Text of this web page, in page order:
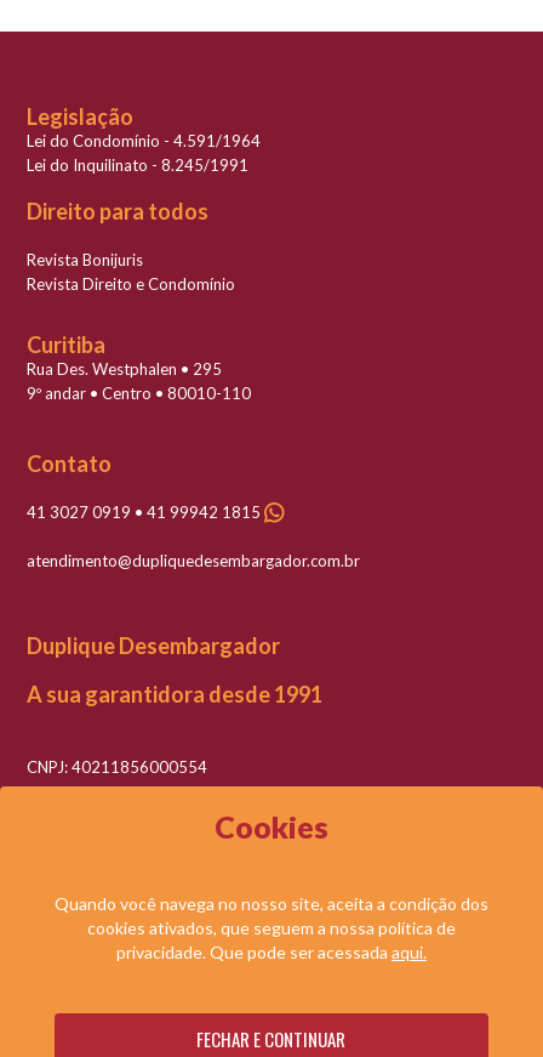
Cookies
Quando você navega no nosso site, aceita a condição dos
cookies ativados, que seguem a nossa política de
privacidade. Que pode ser acessada aqui.
FECHAR E CONTINUAR
SOLICITE UMA
Legislação
Lei do Condomínio - 4.591/1964
Lei do Inquilinato - 8.245/1991
Direito para todos
Revista Bonijuris
Revista Direito e Condomínio
Curitiba
Rua Des. Westphalen • 295
9º andar • Centro • 80010-110
Contato
41 3027 0919 • 41 99942 1815
atendimento@dupliquedesembargador.com.br
Duplique Desembargador
A sua garantidora desde 1991
CNPJ: 40211856000554
Razão social: Duplique Desembargador LTDA
© DUPLIQUE DESEMBARGADOR LTDA. TODOS OS DIREITOS RESERVADOS.
Desenvolvido por: